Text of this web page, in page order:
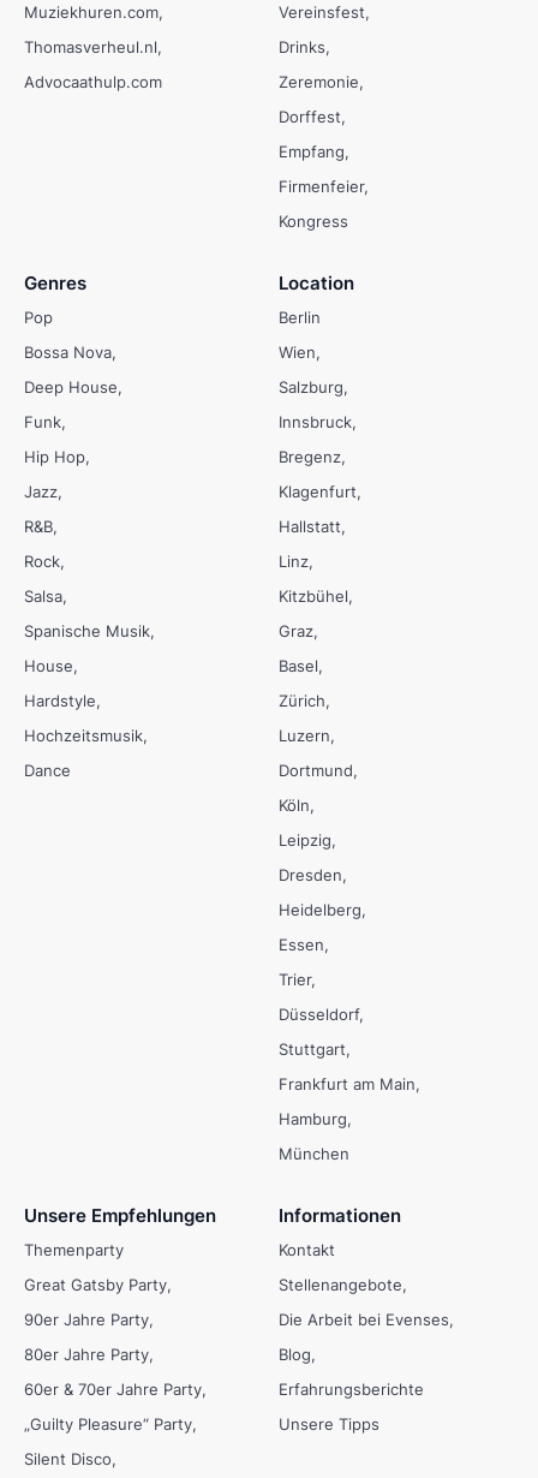
Muziekhuren.com
Thomasverheul.nl
Advocaathulp.com
Vereinsfest
Drinks
Zeremonie
Dorffest
Empfang
Firmenfeier
Kongress
Genres
Pop
Bossa Nova
Deep House
Funk
Hip Hop
Jazz
R&B
Rock
Salsa
Spanische Musik
House
Hardstyle
Hochzeitsmusik
Dance
Location
Berlin
Wien
Salzburg
Innsbruck
Bregenz
Klagenfurt
Hallstatt
Linz
Kitzbühel
Graz
Basel
Zürich
Luzern
Dortmund
Köln
Leipzig
Dresden
Heidelberg
Essen
Trier
Düsseldorf
Stuttgart
Frankfurt am Main
Hamburg
München
Unsere Empfehlungen
Themenparty
Great Gatsby Party
90er Jahre Party
80er Jahre Party
60er & 70er Jahre Party
„Guilty Pleasure“ Party
Silent Disco
Informationen
Kontakt
Stellenangebote
Die Arbeit bei Evenses
Blog
Erfahrungsberichte
Unsere Tipps